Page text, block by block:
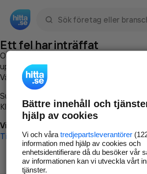
Ett fel har inträffat
Om du vill kan du
uppstod så att vi lättare och snabbare kan
Vänligen försök med följande:
Surfa till
Klicka påTillbaka-knappen i webbläsaren
Vi beklagar besväret!
Till startsidan
Bättre innehåll och
hjälp av cookies
Vi och våra tredjepartsleverantörer
information med hjälp av cookies och
enhetsidentifierare då du besöker vår
av informationen kan vi utveckla vårt
tjänster.